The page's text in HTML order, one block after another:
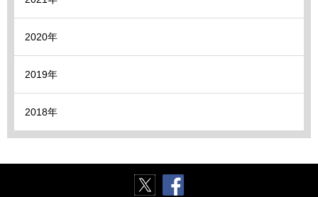
2020年
2019年
2018年